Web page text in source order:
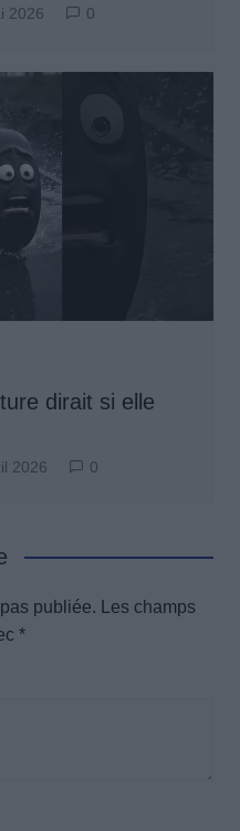
2026 0
dirait si elle
2026 0
publiée.
Les champs
*